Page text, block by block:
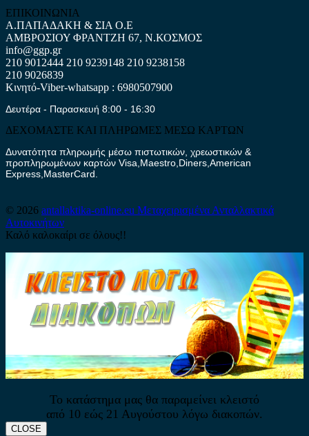
ΕΠΙΚΟΙΝΩΝΙΑ
Α.ΠΑΠΑΔΑΚΗ & ΣΙΑ Ο.Ε
ΑΜΒΡΟΣΙΟΥ ΦΡΑΝΤΖΗ 67, Ν.ΚΟΣΜΟΣ
info@ggp.gr
210 9012444 210 9239148 210 9238158
210 9026839
Κινητό-Viber-whatsapp : 6980507900
Δευτέρα - Παρασκευή 8:00 - 16:30
ΔΕΧΟΜΑΣΤΕ ΚΑΙ ΠΛΗΡΩΜΕΣ ΜΕΣΩ ΚΑΡΤΩΝ
Δυνατότητα πληρωμής μέσω πιστωτικών, χρεωστικών &
προπληρωμένων καρτών Visa,Maestro,Diners,American
Express,MasterCard.
© 2026 antallaktika-online.eu Μεταχειρισμένα Ανταλλακτικά
Αυτοκινήτων
Καλό καλοκαίρι σε όλους!!
Το κατάστημα μας θα παραμείνει κλειστό
από 10 εώς 21 Αυγούστου λόγω διακοπών.
CLOSE